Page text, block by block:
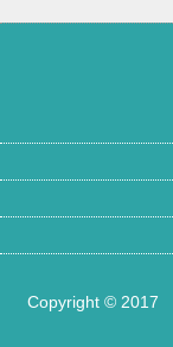
Copyright © 2017